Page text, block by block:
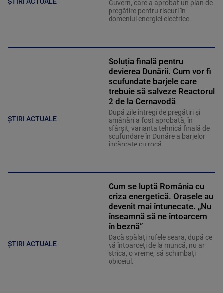
Guvern, care a aprobat un plan de
pregătire pentru riscuri în
domeniul energiei electrice.
ȘTIRI ACTUALE
Soluția finală pentru
devierea Dunării. Cum vor fi
scufundate barjele care
trebuie să salveze Reactorul
2 de la Cernavodă
După zile întregi de pregătiri și
amânări a fost aprobată, în
sfârșit, varianta tehnică finală de
scufundare în Dunăre a barjelor
încărcate cu rocă.
ȘTIRI ACTUALE
Cum se luptă România cu
criza energetică. Orașele au
devenit mai întunecate. „Nu
înseamnă să ne întoarcem
în beznă”
Dacă spălați rufele seara, după ce
vă întoarceți de la muncă, nu ar
strica, o vreme, să schimbați
obiceiul.